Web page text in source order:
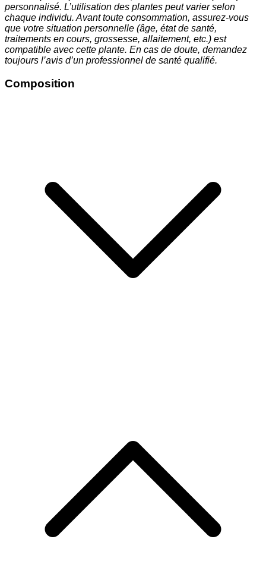
personnalisé. L’utilisation des plantes peut varier selon
chaque individu. Avant toute consommation, assurez-vous
que votre situation personnelle (âge, état de santé,
traitements en cours, grossesse, allaitement, etc.) est
compatible avec cette plante. En cas de doute, demandez
toujours l’avis d’un professionnel de santé qualifié.
Composition